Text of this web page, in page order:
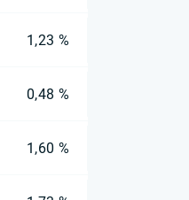
1,23 %
0,48 %
1,60 %